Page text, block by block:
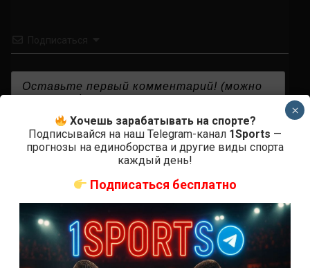
КОММЕНТАРИЕВ
Хочешь зарабатывать на спорте?
Подписывайся на наш Telegram-канал 1Sports —
прогнозы на единоборства и другие виды спорта
каждый день!
Подписаться бесплатно
×